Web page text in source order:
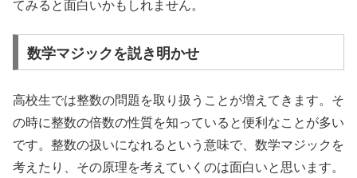
てみると面白いかもしれません。
数学マジックを説き明かせ
高校生では整数の問題を取り扱うことが増えてきます。そ
の時に整数の倍数の性質を知っていると便利なことが多い
です。整数の扱いになれるという意味で、数学マジックを
考えたり、その原理を考えていくのは面白いと思います。